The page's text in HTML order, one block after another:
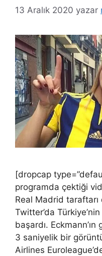
13 Aralık 2020 yazar
[dropcap
programda çektiği
Real Madrid
Twitter’da
başardı.
3 saniyelik bir
Airlines